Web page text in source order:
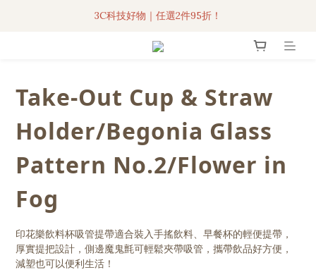
3C科技好物｜任選2件95折！
3C科技好物｜任選2件95折！
聯名iPhone手機殼現貨4折起🔥
3C科技好物｜任選2件95折！
Take-Out Cup & Straw
Holder/Begonia Glass
Pattern No.2/Flower in
Fog
印花樂飲料杯吸管提帶適合裝入手搖飲料、早餐杯的輕便提帶，
厚實提把設計，側邊魔鬼氈可輕鬆夾帶吸管，攜帶飲品好方便，
減塑也可以便利生活！